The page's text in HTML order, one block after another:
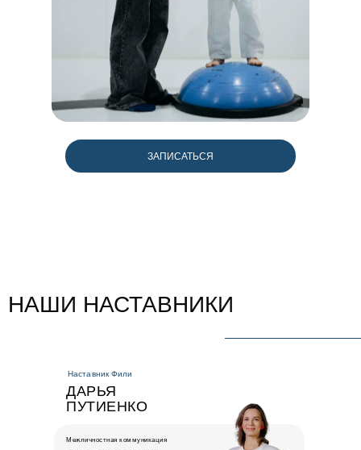
ЗАПИСАТЬСЯ
НАШИ НАСТАВНИКИ
ДАРЬЯ
ПУТИЕНКО
Межличностная коммуникация
Наставник Фили